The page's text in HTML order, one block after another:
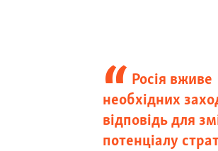
Росія вживе
необхідних
відповідь для
потенціалу